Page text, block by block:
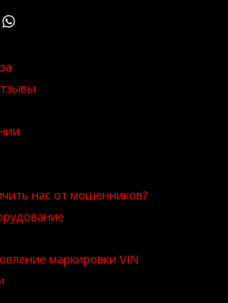
нас от мошенников?
маркировки VIN